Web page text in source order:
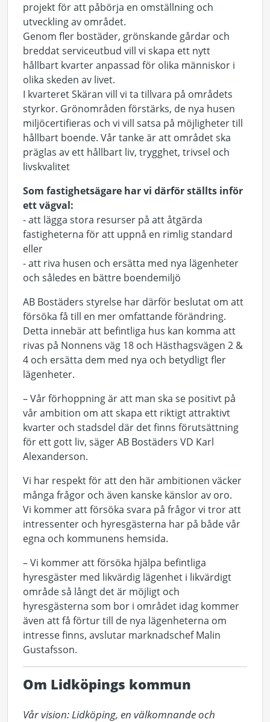
projekt för att påbörja en omställning och
utveckling av området.
Genom fler bostäder, grönskande gårdar och
breddat serviceutbud vill vi skapa ett nytt
hållbart kvarter anpassad för olika människor i
olika skeden av livet.
I kvarteret Skäran vill vi ta tillvara på områdets
styrkor. Grönområden förstärks, de nya husen
miljöcertifieras och vi vill satsa på möjligheter till
hållbart boende. Vår tanke är att området ska
präglas av ett hållbart liv, trygghet, trivsel och
livskvalitet
Som fastighetsägare har vi därför ställts inför
ett vägval:
- att lägga stora resurser på att åtgärda
fastigheterna för att uppnå en rimlig standard
eller
- att riva husen och ersätta med nya lägenheter
och således en bättre boendemiljö
AB Bostäders styrelse har därför beslutat om att
försöka få till en mer omfattande förändring.
Detta innebär att befintliga hus kan komma att
rivas på Nonnens väg 18 och Hästhagsvägen 2 &
4 och ersätta dem med nya och betydligt fler
lägenheter.
– Vår förhoppning är att man ska se positivt på
vår ambition om att skapa ett riktigt attraktivt
kvarter och stadsdel där det finns förutsättning
för ett gott liv, säger AB Bostäders VD Karl
Alexanderson.
Vi har respekt för att den här ambitionen väcker
många frågor och även kanske känslor av oro.
Vi kommer att försöka svara på frågor vi tror att
intressenter och hyresgästerna har på både vår
egna och kommunens hemsida.
– Vi kommer att försöka hjälpa befintliga
hyresgäster med likvärdig lägenhet i likvärdigt
område så långt det är möjligt och
hyresgästerna som bor i området idag kommer
även att få förtur till de nya lägenheterna om
intresse finns, avslutar marknadschef Malin
Gustafsson.
Om Lidköpings kommun
Vår vision: Lidköping, en välkomnande och